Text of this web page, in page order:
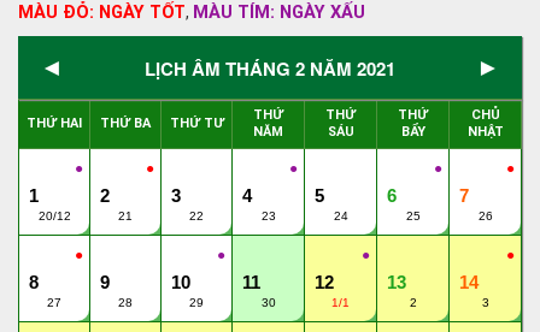
MÀU ĐỎ: NGÀY TỐT, MÀU TÍM: NGÀY XẤU
◄ LỊCH ÂM THÁNG 2 NĂM 2021 ►
THỨ HAI THỨ BA THỨ TƯ
THỨ
NĂM
THỨ
SÁU
THỨ
BẨY
CHỦ
NHẬT
●
1
20/12
●
2
21
3
22
●
4
23
5
24
●
6
25
●
7
26
●
8
27
9
28
●
10
29
11
30
●
12
1/1
13
2
●
14
3